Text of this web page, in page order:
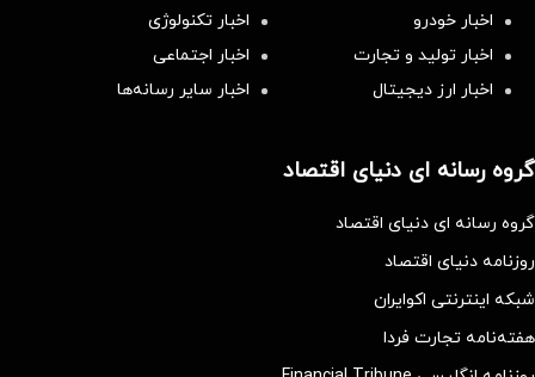
اخبار خودرو
اخبار تکنولوژی
اخبار تولید و تجارت
اخبار اجتماعی
اخبار ارز دیجیتال
اخبار سایر رسانه‌‌ها
گروه رسانه ای دنیای اقتصاد
گروه رسانه ای دنیای اقتصاد
روزنامه دنیای اقتصاد
شبکه اینترنتی اکوایران
هفته‌نامه تجارت فردا